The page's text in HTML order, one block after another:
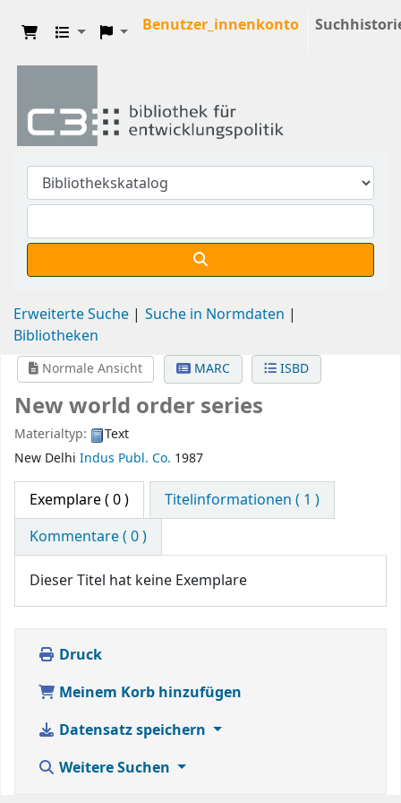
Benutzer_innenkonto
Erweiterte Suche
Suche in Normdaten
Bibliotheken
Normale Ansicht MARC ISBD
New world order series
Materialtyp:
Text
New Delhi Indus Publ. Co. 1987
Exemplare( 0 )
Titelinformationen ( 1 )
Kommentare ( 0 )
Dieser Titel hat keine Exemplare
Druck
Meinem Korb hinzufügen
Datensatz speichern
Weitere Suchen